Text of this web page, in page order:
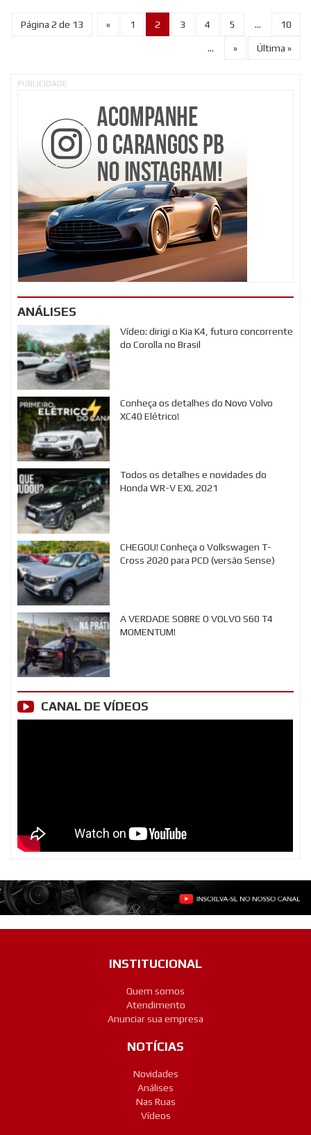
Página 2 de 13 « 1 2 3 4 5 ... 10
... » Última »
PUBLICIDADE
ANÁLISES
Vídeo: dirigi o Kia K4, futuro concorrente
do Corolla no Brasil
Conheça os detalhes do Novo Volvo
XC40 Elétrico!
Todos os detalhes e novidades do
Honda WR-V EXL 2021
CHEGOU! Conheça o Volkswagen T-
Cross 2020 para PCD (versão Sense)
A VERDADE SOBRE O VOLVO S60 T4
MOMENTUM!
CANAL DE VÍDEOS
INSTITUCIONAL
Quem somos
Atendimento
Anunciar sua empresa
NOTÍCIAS
Novidades
Análises
Nas Ruas
Vídeos